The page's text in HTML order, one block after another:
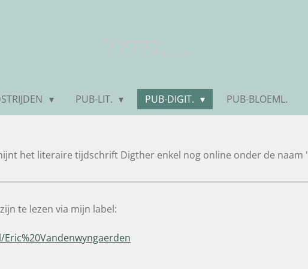
PUB-LIT. PUB-DIGIT. PUB-BLOEML.
het literaire tijdschrift Digther enkel nog online onder de naam '
te lezen via mijn label: